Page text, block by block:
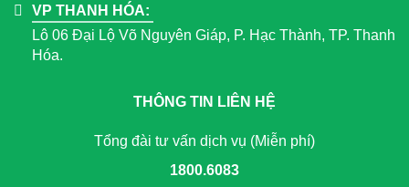
VP THANH HÓA:
Lô 06 Đại Lộ Võ Nguyên Giáp, P. Hạc Thành, TP. Thanh
Hóa.
THÔNG TIN LIÊN HỆ
Tổng đài tư vấn dịch vụ (Miễn phí)
1800.6083